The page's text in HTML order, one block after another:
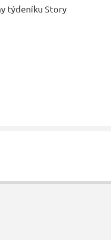
týdeníku Story